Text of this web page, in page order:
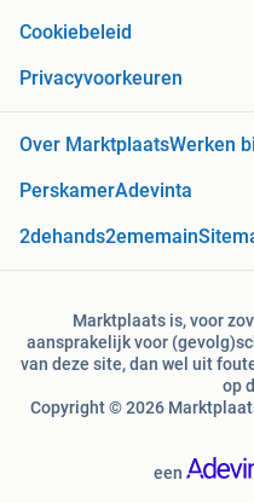
Cookiebeleid
Privacyvoorkeuren
Over MarktplaatsWerken
PerskamerAdevinta
2dehands2ememain
Marktplaats is, voor
aansprakelijk voor
van deze site, dan wel uit
op
Copyright © 2026
een